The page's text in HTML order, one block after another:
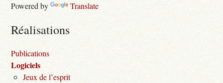
Powered by Translate
Réalisations
Publications
Logiciels
Jeux de l’esprit